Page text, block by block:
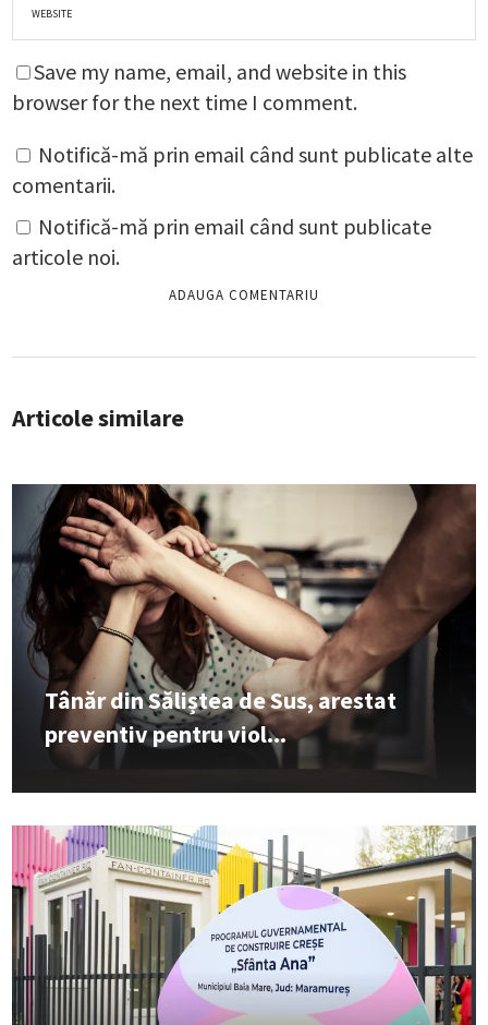
Save my name, email, and website in this
browser for the next time I comment.
Notifică-mă prin email când sunt publicate alte
comentarii.
Notifică-mă prin email când sunt publicate
articole noi.
Articole similare
Tânăr din Săliștea de Sus, arestat
preventiv pentru viol...